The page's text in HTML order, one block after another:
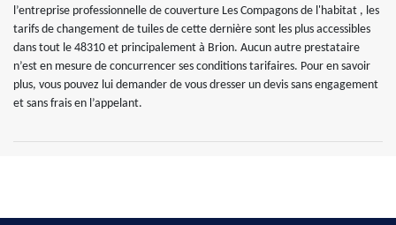
l’entreprise professionnelle de couverture Les Compagons de l'habitat , les
tarifs de changement de tuiles de cette dernière sont les plus accessibles
dans tout le 48310 et principalement à Brion. Aucun autre prestataire
n’est en mesure de concurrencer ses conditions tarifaires. Pour en savoir
plus, vous pouvez lui demander de vous dresser un devis sans engagement
et sans frais en l’appelant.